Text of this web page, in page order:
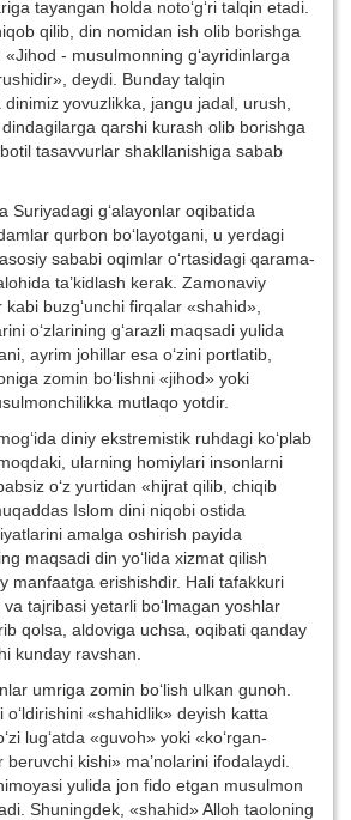
tayangan holda noto‘g‘ri talqin etadi.
qilib, din nomidan ish olib borishga
- musulmonning g‘ayridinlarga
deydi. Bunday talqin
yovuzlikka, jangu jadal, urush,
qarshi kurash olib borishga
tasavvurlar shakllanishiga sabab
Suriyadagi g‘alayonlar oqibatida
qurbon bo‘layotgani, u yerdagi
sababi oqimlar o‘rtasidagi qarama-
ta’kidlash kerak. Zamonaviy
buzg‘unchi firqalar «shahid»,
o‘zlarining g‘arazli maqsadi yulida
ayrim johillar esa o‘zini portlatib,
zo­min bo‘lishni «jihod» yoki
mutlaqo yotdir.
diniy ekstremistik ruhdagi ko‘plab
ularning homiylari insonlarni
o‘z yurtidan «hijrat qilib, chiqib
Islom dini niqobi ostida
amalga oshirish payida
maqsadi din yo‘lida xizmat qilish
manfaatga erishishdir. Hali tafakkuri
tajribasi yetarli bo‘lmagan yoshlar
qolsa, aldoviga uchsa, oqibati qanday
kunday ravshan.
umriga zomin bo‘lish ulkan gunoh.
o‘ldirishini «shahidlik» deyish katta
lug‘atda «guvoh» yoki «ko‘rgan-
kishi» ma’nolarini ifodalaydi.
yulida jon fido etgan musulmon
Shuningdek, «shahid» Alloh taoloning